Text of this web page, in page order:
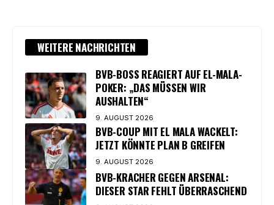
WEITERE NACHRICHTEN
BVB-BOSS REAGIERT AUF EL-MALA-
POKER: „DAS MÜSSEN WIR
AUSHALTEN“
9. AUGUST 2026
BVB-COUP MIT EL MALA WACKELT:
JETZT KÖNNTE PLAN B GREIFEN
9. AUGUST 2026
BVB-KRACHER GEGEN ARSENAL:
DIESER STAR FEHLT ÜBERRASCHEND